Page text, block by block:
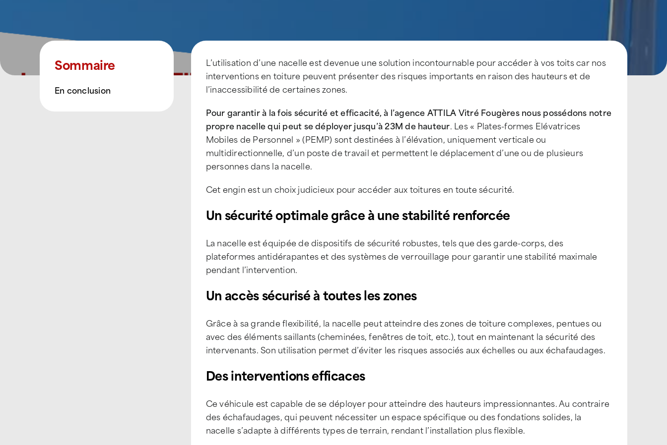
Sommaire
En conclusion
L’utilisation d’une nacelle est devenue une solution incontournable pour accéder à vos toits car nos
interventions en toiture peuvent présenter des risques importants en raison des hauteurs et de
l’inaccessibilité de certaines zones.
Pour garantir à la fois sécurité et efficacité, à l’agence ATTILA Vitré Fougères nous possédons notre
propre nacelle qui peut se déployer jusqu’à 23M de hauteur. Les « Plates-formes Elévatrices
Mobiles de Personnel » (PEMP) sont destinées à l’élévation, uniquement verticale ou
multidirectionnelle, d’un poste de travail et permettent le déplacement d’une ou de plusieurs
personnes dans la nacelle.
Cet engin est un choix judicieux pour accéder aux toitures en toute sécurité.
Un sécurité optimale grâce à une stabilité renforcée
La nacelle est équipée de dispositifs de sécurité robustes, tels que des garde-corps, des
plateformes antidérapantes et des systèmes de verrouillage pour garantir une stabilité maximale
pendant l’intervention.
Un accès sécurisé à toutes les zones
Grâce à sa grande flexibilité, la nacelle peut atteindre des zones de toiture complexes, pentues ou
avec des éléments saillants (cheminées, fenêtres de toit, etc.), tout en maintenant la sécurité des
intervenants. Son utilisation permet d’éviter les risques associés aux échelles ou aux échafaudages.
Des interventions efficaces
Ce véhicule est capable de se déployer pour atteindre des hauteurs impressionnantes. Au contraire
des échafaudages, qui peuvent nécessiter un espace spécifique ou des fondations solides, la
nacelle s’adapte à différents types de terrain, rendant l’installation plus flexible.